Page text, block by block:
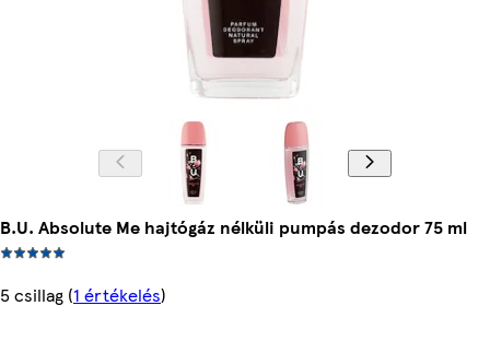
B.U. Absolute Me hajtógáz nélküli pumpás dezodor 75 ml
5 csillag (1 értékelés)